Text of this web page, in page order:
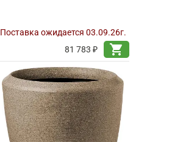
Поставка ожидается 03.09.26г.
81 783 ₽
shopping_cart